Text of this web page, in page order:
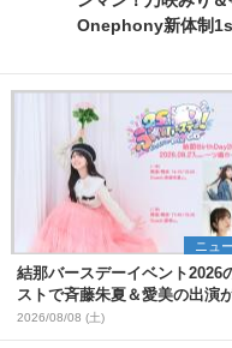
Onephony新体制
ニュ
結那バースデーイベント2026
ストで斉藤朱夏＆愛美の出演
定
2026/08/08 (土)